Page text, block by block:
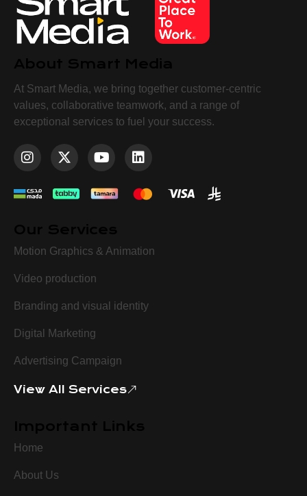
At Smart Media, we bring together customer-centric
values, collaborative teamwork, and a range of
exceptional services to fuel your success.
Motion Graphics & Animation
Video production
Branding and visual identity
Digital Marketing
Advertising Campaign
View All Services
Home
About Us